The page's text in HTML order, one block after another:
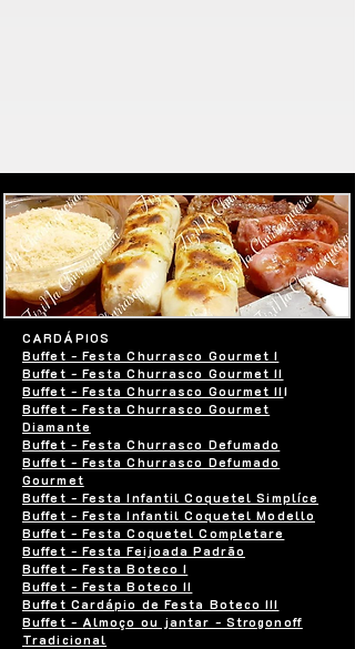
CARDÁPIOS
Buffet - Festa Churrasco Gourmet I
Buffet - Festa Churrasco Gourmet II
Buffet - Festa Churrasco Gourmet III
Buffet - Festa Churrasco Gourmet
Diamante
Buffet - Festa Churrasco Defumado
Buffet - Festa Churrasco Defumado
Gourmet
Buffet - Festa Infantil Coquetel Simplíce
Buffet - Festa Infantil Coquetel Modello
Buffet - Festa Coquetel Completare
Buffet - Festa Feijoada Padrão
Buffet - Festa Boteco I
Buffet - Festa Boteco II
Buffet Cardápio de Festa Boteco III
Buffet - Almoço ou jantar - Strogonoff
Tradicional